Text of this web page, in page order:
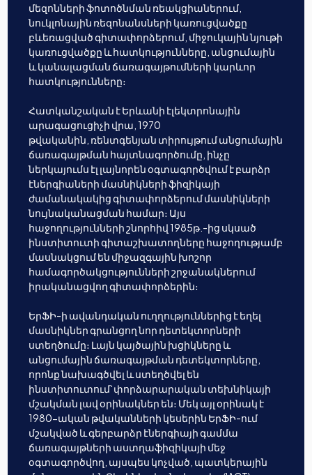
մեզոնների ֆոտոծնման ռեակցիաներում,
նուկլոնային ռեզոնանսների կառուցվածքը
բևեռացված գիտափորձերում, միջուկային նյութի
կառուցվածքը և հատկությունները, անցումային
և կանալացման ճառագայթումների կարևոր
հատկությունները։
Հատկանշական է Երևանի էլեկտրոնային
արագացուցիչի վրա, 1970
թվականին, ռենտգենյան տիրույթում անցումային
ճառագայթման հայտնագործումը, ինչը
ներկայումս էլ լայնորեն օգտագործվում է բարձր
էներգիաների մասնիկների ֆիզիկայի
ժամանակակից գիտափորձերում մասնիկների
նույնականացման համար։ Այս
հաջողությունների շնորհիվ 1985թ.-ից սկսած
ինստիտուտի գիտաշխատողները հաջողությամբ
մասնակցում են միջազգային խոշոր
համագործակցությունների շրջանակներում
իրականացվող գիտափորձերին։
ԵրՖԻ-ի ավանդական ուղղություններից է եղել
մասնիկներ գրանցող նոր դետեկտորների
ստեղծումը։ Լայն կայծային խցիկները և
անցումային ճառագայթման դետեկտորները,
որոնք նախագծվել և ստեղծվել են
ինստիտուտում՝ փորձարարական տեխնիկայի
մշակման լավ օրինակներ են։ Մեկ այլ օրինակ է
1980-ական թվականների կեսերին ԵրՖԻ-ում
մշակված և գերբարձր էներգիայի գամմա
ճառագայթների աստղաֆիզիկայի մեջ
օգտագործվող, այսպես կոչված, պատկերային